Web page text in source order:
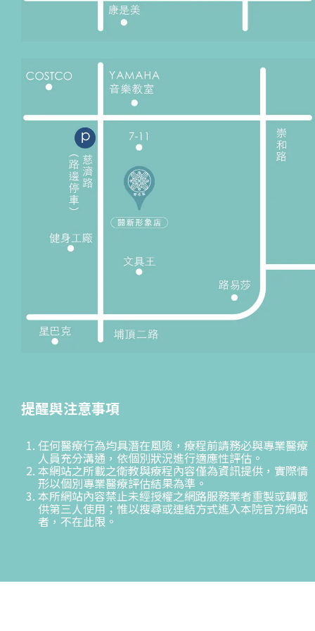
提醒與注意事項
任何醫療行為均具潛在風險，療程前請務必與專業醫療
人員充分溝通，依個別狀況進行適應性評估。
本網站之所載之衛教與療程內容僅為資訊提供，實際情
形以個別專業醫療評估結果為準。
本所網站內容禁止未經授權之網路服務業者重製或轉載
供第三人使用；惟以搜尋或連結方式進入本院官方網站
者，不在此限。